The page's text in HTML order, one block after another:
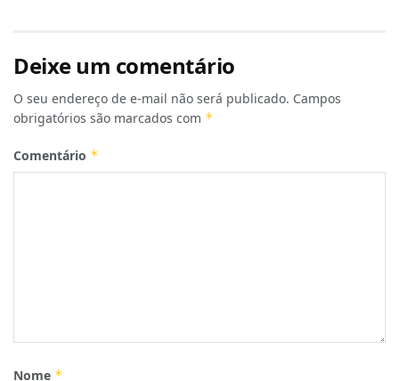
Deixe um comentário
O seu endereço de e-mail não será publicado. Campos
obrigatórios são marcados com *
Comentário *
Nome *